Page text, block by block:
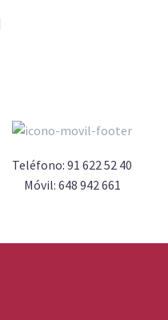
Teléfono: 91 622 52 40
Móvil: 648 942 661